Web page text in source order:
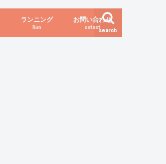
search
ランニング
Run
お問い合わせ
cotact